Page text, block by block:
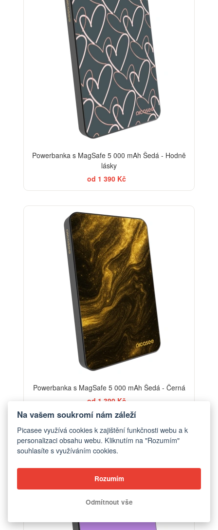
Powerbanka s MagSafe 5 000 mAh Šedá - Hodně
lásky
od 1 390 Kč
Powerbanka s MagSafe 5 000 mAh Šedá - Černá
od 1 390 Kč
Na vašem soukromí nám záleží
Picasee využívá cookies k zajištění funkčnosti webu a k
personalizaci obsahu webu. Kliknutím na "Rozumím"
souhlasíte s využíváním cookies.
Rozumím
Odmítnout vše